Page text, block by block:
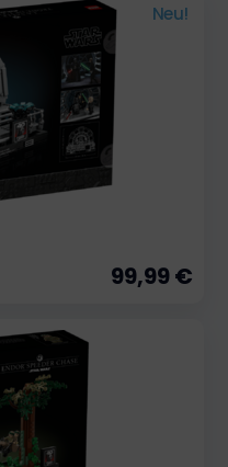
Neu!
99,99 €